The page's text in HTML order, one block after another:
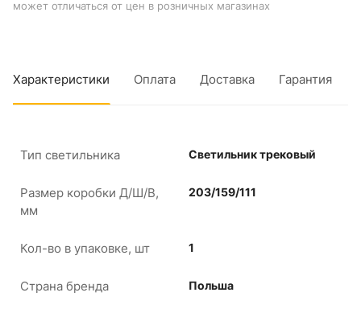
может отличаться от цен в розничных магазинах
Характеристики Оплата Доставка Гарантия
Тип светильника Светильник трековый
Размер коробки Д/Ш/В,
мм
203/159/111
Кол-во в упаковке, шт 1
Страна бренда Польша